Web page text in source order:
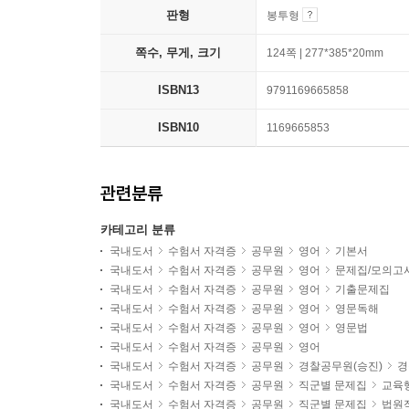
판형 봉투형
쪽수, 무게, 크기 124쪽 | 277*385*20mm
ISBN13 9791169665858
ISBN10 1169665853
관련분류
카테고리 분류
국내도서 수험서 자격증 공무원 영어
기본서
국내도서
수험서 자격증 공무원 영어
문제집/모의고
국내도서
수험서 자격증 공무원 영어
기출문제집
국내도서
수험서 자격증 공무원 영어
영문독해
국내도서
수험서 자격증 공무원 영어
영문법
국내도서
수험서 자격증 공무원
영어
국내도서
수험서 자격증 공무원 경찰공무원(승진)
국내도서
수험서 자격증 공무원 직군별 문제집
교육
국내도서
수험서 자격증 공무원 직군별 문제집
법원